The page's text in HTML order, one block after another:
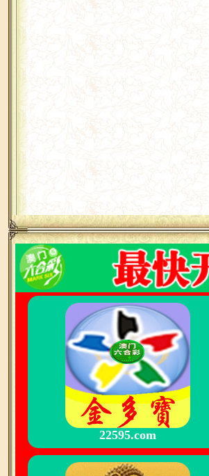
22595.com